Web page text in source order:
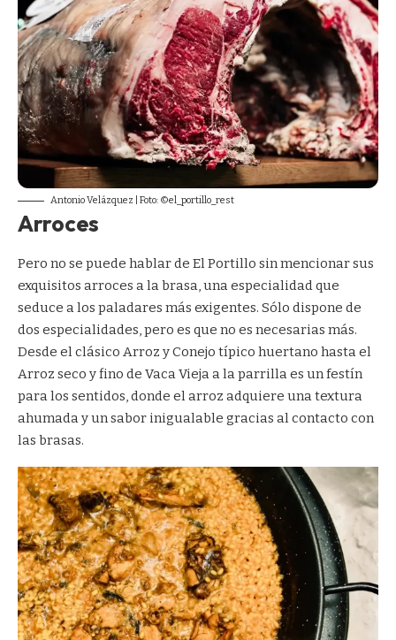
Antonio Velázquez | Foto: ©el_portillo_rest
Arroces
Pero no se puede hablar de El Portillo sin mencionar sus
exquisitos arroces a la brasa, una especialidad que
seduce a los paladares más exigentes. Sólo dispone de
dos especialidades, pero es que no es necesarias más.
Desde el clásico Arroz y Conejo típico huertano hasta el
Arroz seco y fino de Vaca Vieja a la parrilla es un festín
para los sentidos, donde el arroz adquiere una textura
ahumada y un sabor inigualable gracias al contacto con
las brasas.